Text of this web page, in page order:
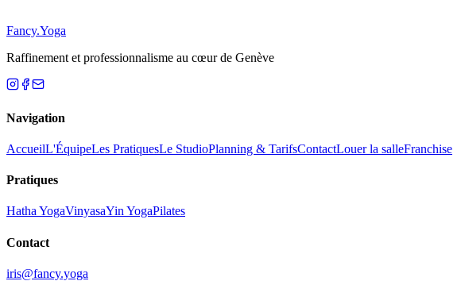
Fancy.Yoga
Raffinement et professionnalisme au cœur de Genève
Navigation
AccueilL'ÉquipeLes PratiquesLe StudioPlanning & TarifsContactLouer la salleFranchise
Pratiques
Hatha YogaVinyasaYin YogaPilates
Contact
iris@fancy.yoga